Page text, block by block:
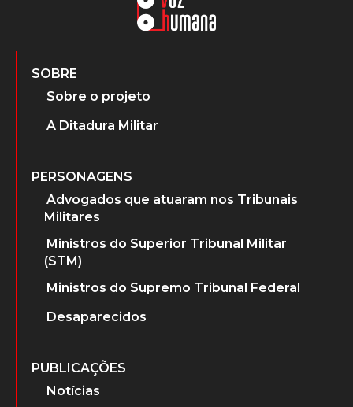
SOBRE
Sobre o projeto
A Ditadura Militar
PERSONAGENS
Advogados que atuaram nos Tribunais
Militares
Ministros do Superior Tribunal Militar
(STM)
Ministros do Supremo Tribunal Federal
Desaparecidos
PUBLICAÇÕES
Notícias